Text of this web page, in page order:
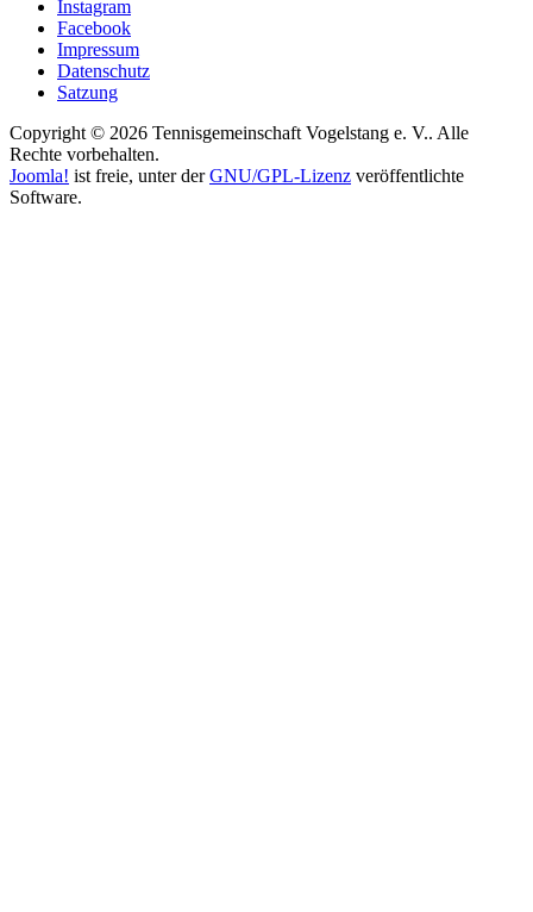
Instagram
Facebook
Impressum
Datenschutz
Satzung
Copyright © 2026 Tennisgemeinschaft Vogelstang e. V.. Alle
Rechte vorbehalten.
Joomla! ist freie, unter derGNU/GPL-Lizenz veröffentlichte
Software.